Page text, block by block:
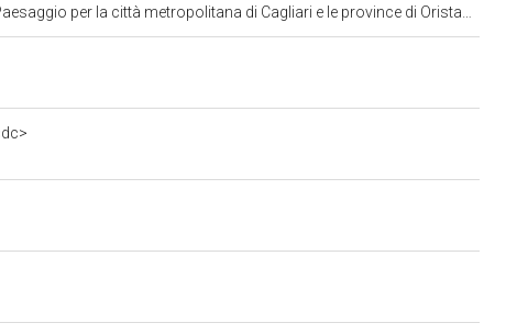
la città metropolitana di Cagliari e le province di Oristano e Sud Sardegna